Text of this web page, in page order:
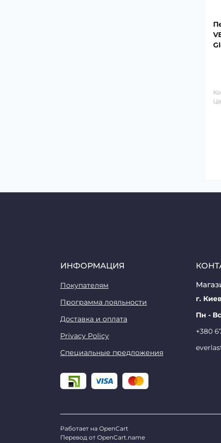
ИНФОРМАЦИЯ
Покупателям
Программа лояльности
Доставка и оплата
Privacy Policy
Специальные предложения
г.
Пн -
+380
Работает на OpenCart
Перевод от OpenCart.name